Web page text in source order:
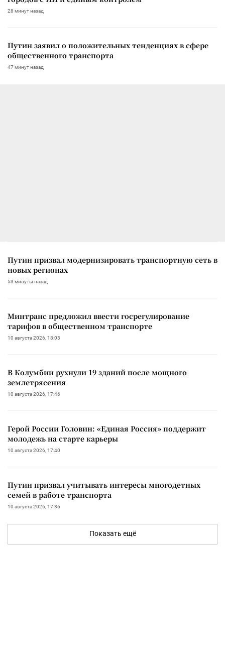
28 минут назад
Путин заявил о положительных тенденциях в сфере
общественного транспорта
47 минут назад
Путин призвал модернизировать транспортную сеть в
новых регионах
53 минуты назад
Минтранс предложил ввести госрегулирование
тарифов в общественном транспорте
10 августа 2026, 18:03
В Колумбии рухнули 19 зданий после мощного
землетрясения
10 августа 2026, 17:46
Герой России Головин: «Единая Россия» поддержит
молодежь на старте карьеры
10 августа 2026, 17:40
Путин призвал учитывать интересы многодетных
семей в работе транспорта
10 августа 2026, 17:36
Показать ещё